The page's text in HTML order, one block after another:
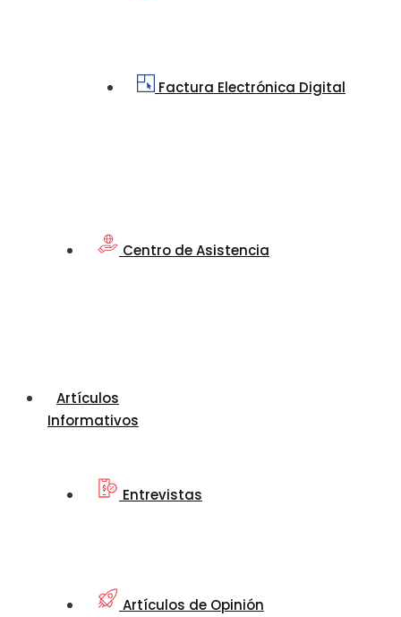
Factura Electrónica Digital
Centro de Asistencia
Artículos
Informativos
Entrevistas
Artículos de Opinión